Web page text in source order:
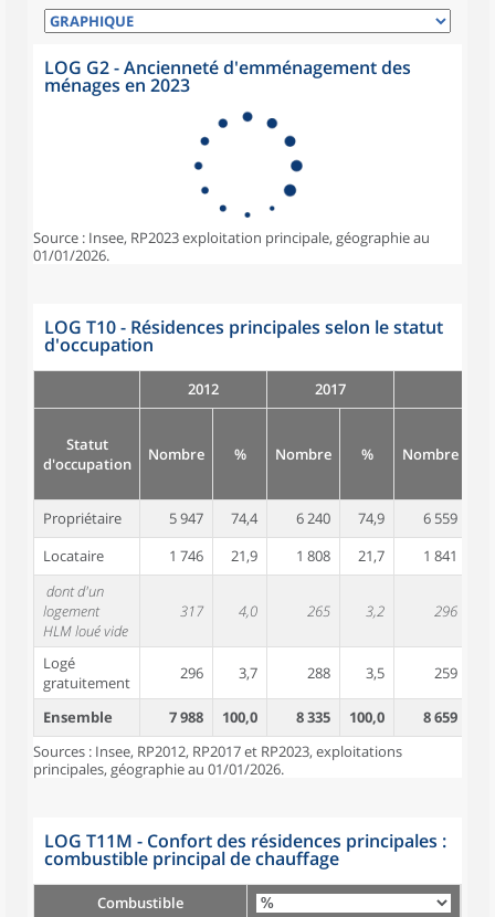
LOG G2 - Ancienneté d'emménagement des
ménages en 2023
Source : Insee, RP2023 exploitation principale, géographie au
01/01/2026.
LOG T10 - Résidences principales selon le statut
d'occupation
2012 2017
Statut
d'occupation
Nombre % Nombre % Nombre
Propriétaire 5 947 74,4 6 240 74,9 6 559
Locataire
1 746 21,9 1 808 21,7 1 841
dont d'un
logement
HLM loué vide
317 4,0 265 3,2 296
Logé
gratuitement
296 3,7 288 3,5 259
Ensemble 7 988 100,0 8 335 100,0 8 659
Sources : Insee, RP2012, RP2017 et RP2023, exploitations
principales, géographie au 01/01/2026.
LOG T11M - Confort des résidences principales :
combustible principal de chauffage
Combustible